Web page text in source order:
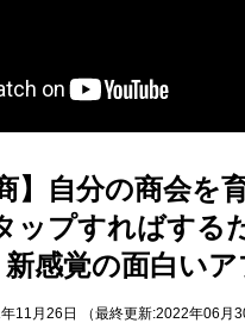
】自分の商会を
ップすればする
感覚の面白いア
11月26日 （最終更新:2022年06月